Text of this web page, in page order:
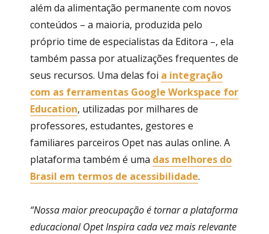
além da alimentação permanente com novos
conteúdos – a maioria, produzida pelo
próprio time de especialistas da Editora –, ela
também passa por atualizações frequentes de
seus recursos. Uma delas foi a integração
com as ferramentas Google Workspace for
Education, utilizadas por milhares de
professores, estudantes, gestores e
familiares parceiros Opet nas aulas online. A
plataforma também é uma das melhores do
Brasil em termos de acessibilidade.
“Nossa maior preocupação é tornar a plataforma
educacional Opet Inspira cada vez mais relevante